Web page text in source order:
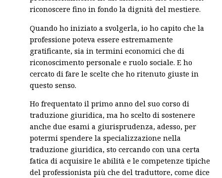
riconoscere fino in fondo la dignità del mestiere.
Quando ho iniziato a svolgerla, io ho capito che la
professione poteva essere estremamente
gratificante, sia in termini economici che di
riconoscimento personale e ruolo sociale. E ho
cercato di fare le scelte che ho ritenuto giuste in
questo senso.
Ho frequentato il primo anno del suo corso di
traduzione giuridica, ma ho scelto di sostenere
anche due esami a giurisprudenza, adesso, per
potermi spendere la specializzazione nella
traduzione giuridica, sto cercando con una certa
fatica di acquisire le abilità e le competenze tipiche
del professionista più che del traduttore, come dice